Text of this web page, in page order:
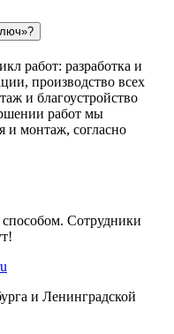
работ: разработка и
производство всех
и благоустройство
работ мы
и монтаж, согласно
Сотрудники
и Ленинградской